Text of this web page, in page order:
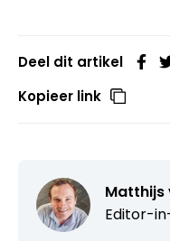
Deel dit artikel
Kopieer link
Matthijs
Editor-